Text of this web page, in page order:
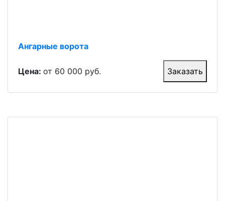
Ангарные ворота
Цена: от 60 000 руб. Заказать